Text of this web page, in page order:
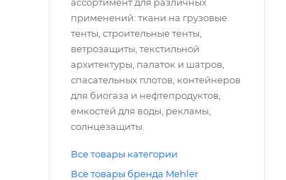
применений: ткани на грузовые
тенты, строительные тенты,
ветрозащиты, текстильной
архитектуры, палаток и шатров,
спасательных плотов, контейнеров
для биогаза и нефтепродуктов,
емкостей для воды, рекламы,
солнцезащиты.
Все товары категории
Все товары бренда Mehler